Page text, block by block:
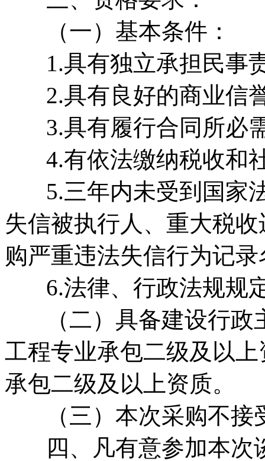
（一）基本条件：
1.具有独立承担民事
2.具有良好的商业信
3.具有履行合同所必
4.有依法缴纳税收和
5.三年内未受到国家
失信被执行人、重大税
购严重违法失信行为记
6.法律、行政法规规
（二）具备建设行政
工程专业承包二级及以
承包二级及以上资质。
（三）本次采购不接
四、凡有意参加本次